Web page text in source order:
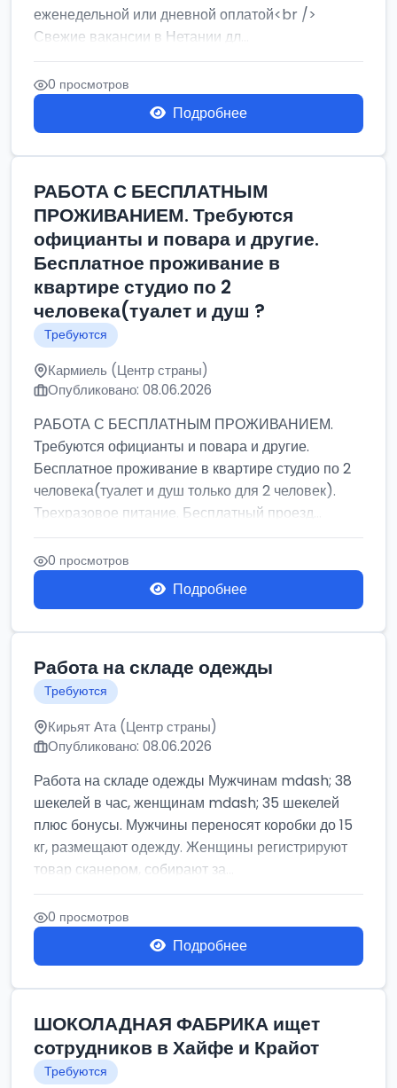
еженедельной или дневной оплатой<br />
Свежие вакансии в Нетании дл...
0 просмотров
Подробнее
РАБОТА С БЕСПЛАТНЫМ
ПРОЖИВАНИЕМ. Требуются
официанты и повара и другие.
Бесплатное проживание в
квартире студио по 2
человека(туалет и душ ?
Требуются
Кармиель (Центр страны)
Опубликовано: 08.06.2026
РАБОТА С БЕСПЛАТНЫМ ПРОЖИВАНИЕМ.
Требуются официанты и повара и другие.
Бесплатное проживание в квартире студио по 2
человека(туалет и душ только для 2 человек).
Трехразовое питание. Бесплатный проезд...
0 просмотров
Подробнее
Работа на складе одежды
Требуются
Кирьят Ата (Центр страны)
Опубликовано: 08.06.2026
Работа на складе одежды Мужчинам mdash; 38
шекелей в час, женщинам mdash; 35 шекелей
плюс бонусы. Мужчины переносят коробки до 15
кг, размещают одежду. Женщины регистрируют
товар сканером, собирают за...
0 просмотров
Подробнее
ШОКОЛАДНАЯ ФАБРИКА ищет
сотрудников в Хайфе и Крайот
Требуются